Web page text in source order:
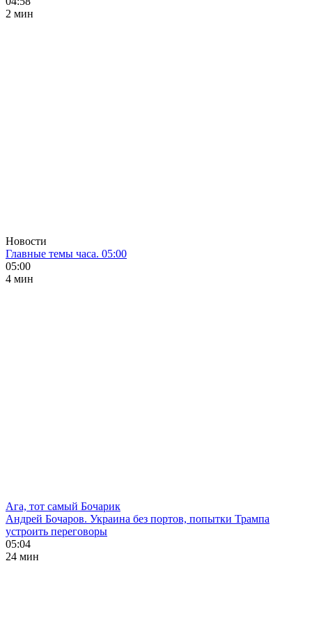
2 мин
Новости
Главные темы часа. 05:00
05:00
4 мин
Ага, тот самый Бочарик
Андрей Бочаров. Украина без портов, попытки Трампа
устроить переговоры
05:04
24 мин